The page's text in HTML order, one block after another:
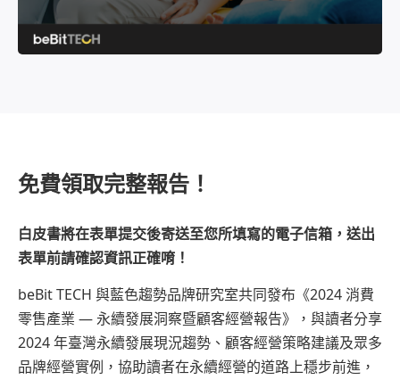
免費領取完整報告！
白皮書將在表單提交後寄送至您所填寫的電子信箱，送出
表單前請確認資訊正確唷！
beBit TECH 與藍色趨勢品牌研究室共同發布《2024 消費
零售產業 — 永續發展洞察暨顧客經營報告》，與讀者分享
2024 年臺灣永續發展現況趨勢、顧客經營策略建議及眾多
品牌經營實例，協助讀者在永續經營的道路上穩步前進，